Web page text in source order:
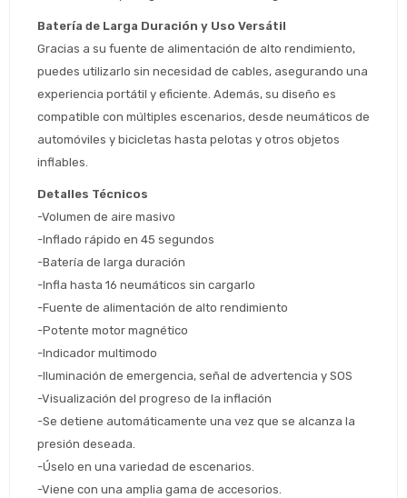
Batería de Larga Duración y Uso Versátil
Gracias a su fuente de alimentación de alto rendimiento,
puedes utilizarlo sin necesidad de cables, asegurando una
experiencia portátil y eficiente. Además, su diseño es
compatible con múltiples escenarios, desde neumáticos de
automóviles y bicicletas hasta pelotas y otros objetos
inflables.
Detalles Técnicos
-Volumen de aire masivo
-Inflado rápido en 45 segundos
-Batería de larga duración
-Infla hasta 16 neumáticos sin cargarlo
-Fuente de alimentación de alto rendimiento
-Potente motor magnético
-Indicador multimodo
-Iluminación de emergencia, señal de advertencia y SOS
-Visualización del progreso de la inflación
-Se detiene automáticamente una vez que se alcanza la
presión deseada.
-Úselo en una variedad de escenarios.
-Viene con una amplia gama de accesorios.
Comprá ahora y Pagá
Después, hasta en 12
tarjeta de crédito
Fecha de nacimiento
Día
Continuar
Estimado/a
¡Tenés hasta
para comprar en las cuotas
que prefieras!
Elegí tus productos preferidos
de pago
Ups!
Parece que no tenes oferta, lamentamos
el inconveniente, por cualquier duda
contactanos en
¡Algo salió mal!
Por favor intenta nuevamente mas tarde.